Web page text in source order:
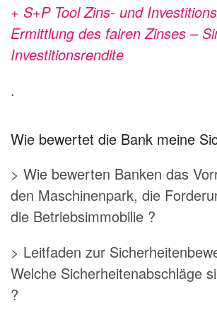
+ S+P Tool Zins- und
Ermittlung des fairen Zinses –
Investitionsrendite
.
Wie bewertet die Bank meine
> Wie bewerten Banken das
den Maschinenpark, die
die Betriebsimmobilie ?
> Leitfaden zur
Welche Sicherheitenabschläge
?